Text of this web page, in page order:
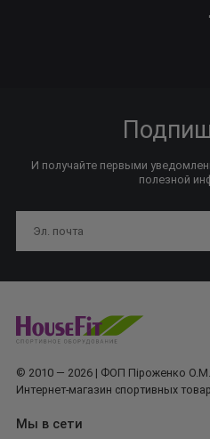
И получайте первыми
полезной
© 2010 — 2026 | ФОП Піроженко О.М.
Интернет-магазин спортивных
Мы в сети